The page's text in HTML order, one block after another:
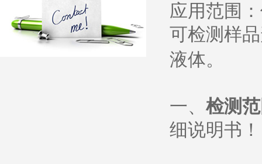
应用范围
可检测样
液体。
一、 检测
细说明书 ！